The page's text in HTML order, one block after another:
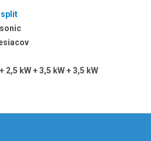
2,5 kW + 3,5 kW + 3,5 kW